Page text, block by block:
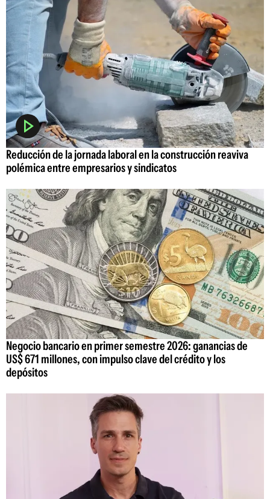
Reducción de la jornada laboral en la construcción reaviva
polémica entre empresarios y sindicatos
Negocio bancario en primer semestre 2026: ganancias de
US$ 671 millones, con impulso clave del crédito y los
depósitos